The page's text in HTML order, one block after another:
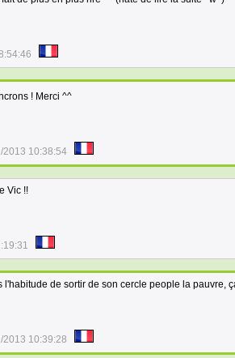
! Merci ^^
2013 10:38:54
Vic !!
l'habitude de sortir de son cercle people la pauvre,
2013 10:39:28